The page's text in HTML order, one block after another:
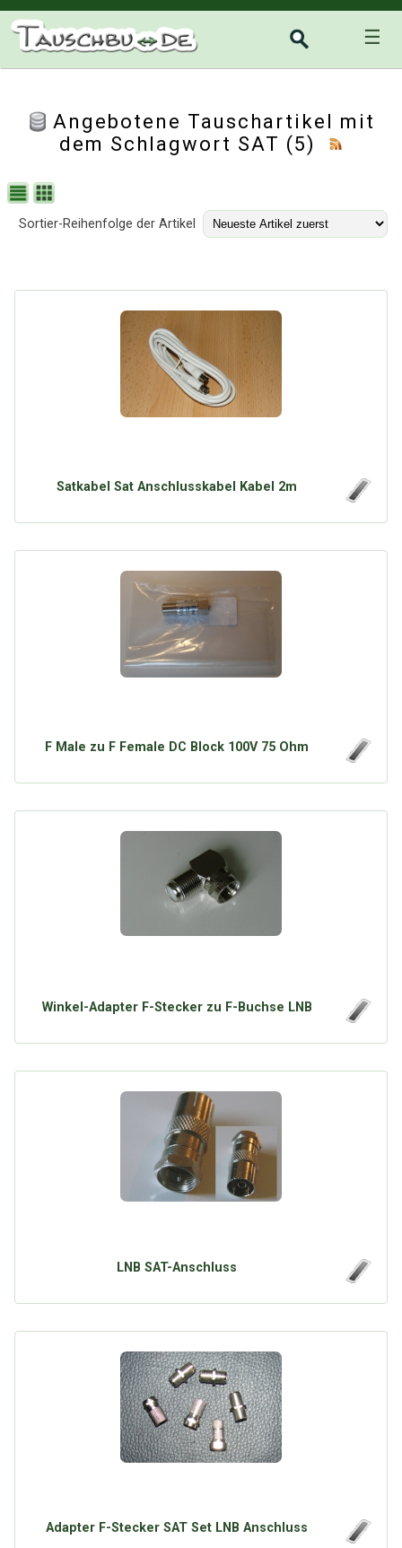
☰
Angebotene Tauschartikel mit
dem Schlagwort SAT (5)
Sortier-Reihenfolge der Artikel
Satkabel Sat Anschlusskabel Kabel 2m
F Male zu F Female DC Block 100V 75 Ohm
Winkel-Adapter F-Stecker zu F-Buchse LNB
LNB SAT-Anschluss
Adapter F-Stecker SAT Set LNB Anschluss